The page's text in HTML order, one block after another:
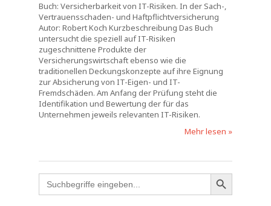
Buch: Versicherbarkeit von IT-Risiken. In der Sach-,
Vertrauensschaden- und Haftpflichtversicherung
Autor: Robert Koch Kurzbeschreibung Das Buch
untersucht die speziell auf IT-Risiken
zugeschnittene Produkte der
Versicherungswirtschaft ebenso wie die
traditionellen Deckungskonzepte auf ihre Eignung
zur Absicherung von IT-Eigen- und IT-
Fremdschäden. Am Anfang der Prüfung steht die
Identifikation und Bewertung der für das
Unternehmen jeweils relevanten IT-Risiken.
Mehr lesen »
Search
for: